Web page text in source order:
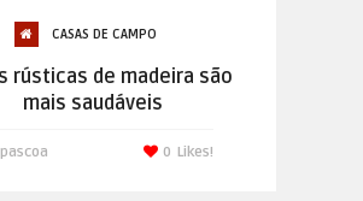
CASAS DE CAMPO
rústicas de madeira são
mais saudáveis
pascoa Likes!
0